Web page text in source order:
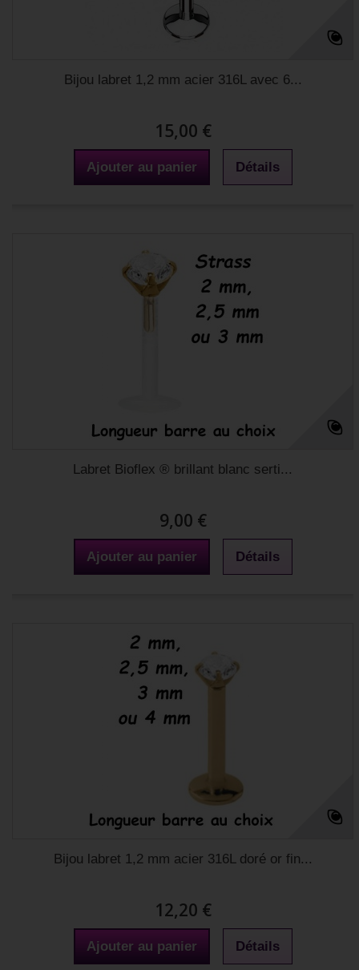
Bijou labret 1,2 mm acier 316L avec 6...
15,00 €
Ajouter au panier Détails
Labret Bioflex ® brillant blanc serti...
9,00 €
Ajouter au panier Détails
Bijou labret 1,2 mm acier 316L doré or fin...
12,20 €
Ajouter au panier Détails